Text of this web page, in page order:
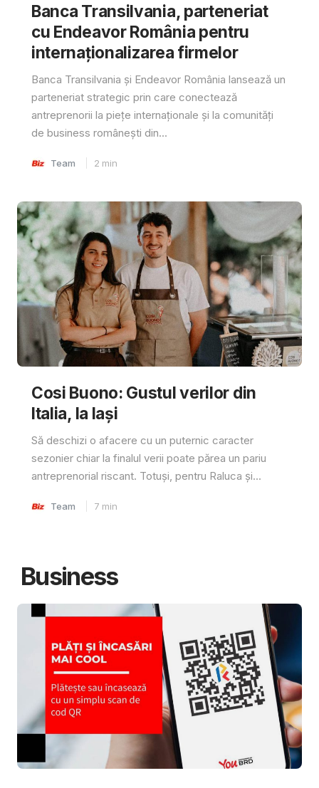
Banca Transilvania, parteneriat
cu Endeavor România pentru
internaționalizarea firmelor
Banca Transilvania și Endeavor România lansează un
parteneriat strategic prin care conectează
antreprenorii la piețe internaționale și la comunități
de business românești din...
Team 2 min
Cosi Buono: Gustul verilor din
Italia, la Iași
Să deschizi o afacere cu un puternic caracter
sezonier chiar la finalul verii poate părea un pariu
antreprenorial riscant. Totuși, pentru Raluca și...
Team 7 min
Business